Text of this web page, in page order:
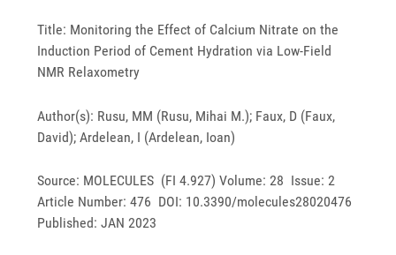
Title: Monitoring the Effect of Calcium Nitrate on the
Induction Period of Cement Hydration via Low-Field
NMR Relaxometry
Author(s): Rusu, MM (Rusu, Mihai M.); Faux, D (Faux,
David); Ardelean, I (Ardelean, Ioan)
Source: MOLECULES (FI 4.927) Volume: 28 Issue: 2
Article Number: 476 DOI: 10.3390/molecules28020476
Published: JAN 2023